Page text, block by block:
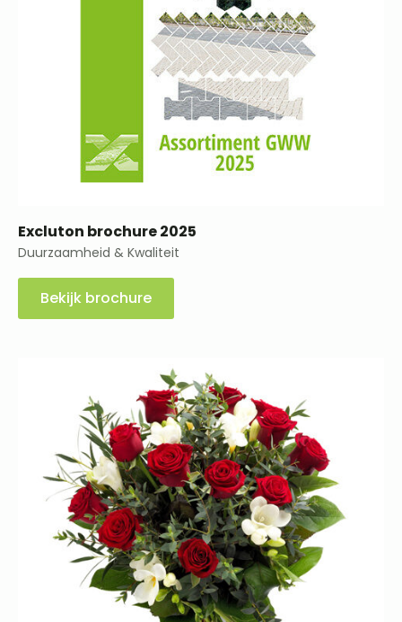
Excluton brochure 2025
Duurzaamheid & Kwaliteit
Bekijk brochure